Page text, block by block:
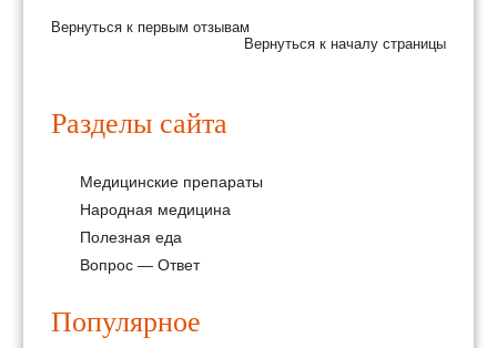
Вернуться к первым отзывам
Вернуться к началу страницы
Разделы сайта
Медицинские препараты
Народная медицина
Полезная еда
Вопрос — Ответ
Популярное